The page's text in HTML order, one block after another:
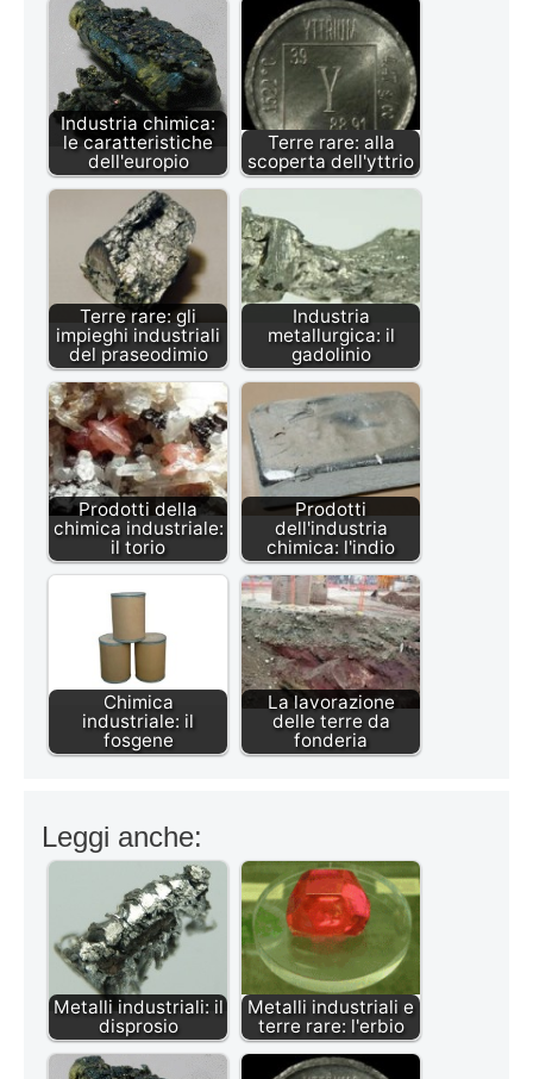
Industria chimica:
le caratteristiche
dell'europio
Terre rare: alla
scoperta dell'yttrio
Terre rare: gli
impieghi industriali
del praseodimio
Industria
metallurgica: il
gadolinio
Prodotti della
chimica industriale:
il torio
Prodotti
dell'industria
chimica: l'indio
Chimica
industriale: il
fosgene
La lavorazione
delle terre da
fonderia
Leggi anche:
Metalli industriali: il
disprosio
Metalli industriali e
terre rare: l'erbio